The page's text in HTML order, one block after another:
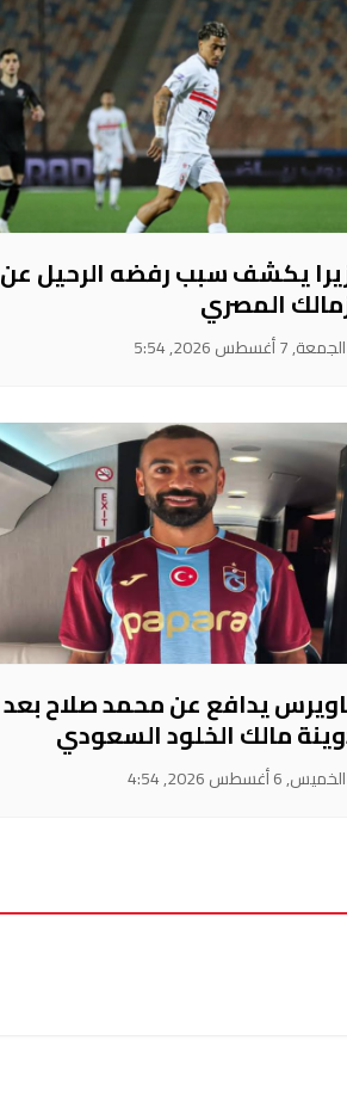
يكشف سبب رفضه الرحيل عن
المصري
الجمعة, 7 أغسطس 2026, 5:54
يدافع عن محمد صلاح بعد
مالك الخلود السعودي
الخميس, 6 أغسطس 2026, 4:54